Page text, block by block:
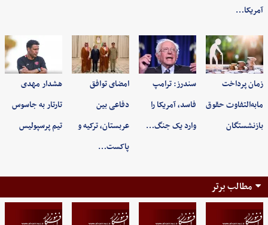
آمریکا…
زمان پرداخت
مابه‌التفاوت حقوق
بازنشستگان
سندرز: ترامپ
فاسد، آمریکا را
وارد یک جنگ…
امضای توافق
دفاعی بین
عربستان، ترکیه و
پاکست…
هشدار مهدی
تارتار به جاسوس
تیم پرسپولیس
مطالب برتر